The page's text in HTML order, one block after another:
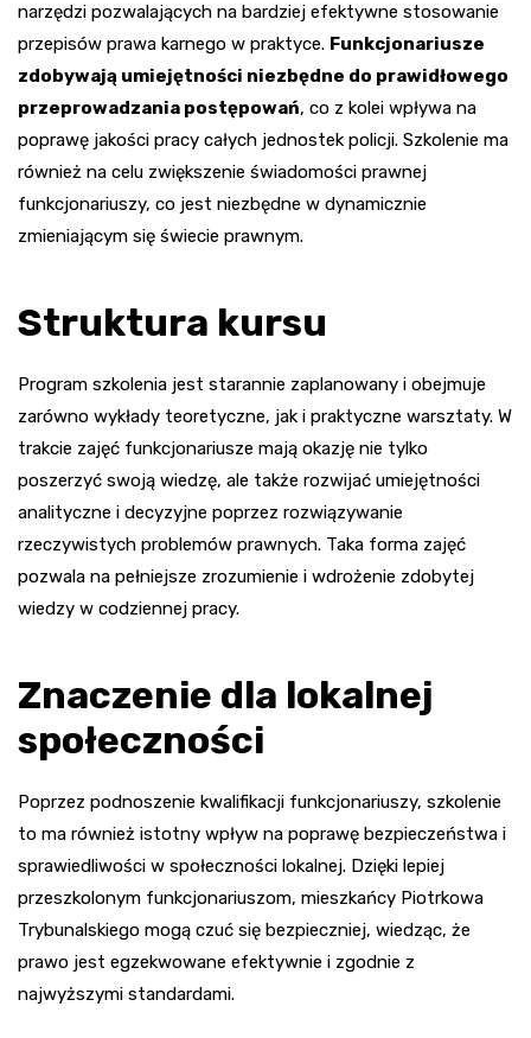
narzędzi pozwalających na bardziej efektywne stosowanie
przepisów prawa karnego w praktyce. Funkcjonariusze
zdobywają umiejętności niezbędne do prawidłowego
przeprowadzania postępowań, co z kolei wpływa na
poprawę jakości pracy całych jednostek policji. Szkolenie ma
również na celu zwiększenie świadomości prawnej
funkcjonariuszy, co jest niezbędne w dynamicznie
zmieniającym się świecie prawnym.
Struktura kursu
Program szkolenia jest starannie zaplanowany i obejmuje
zarówno wykłady teoretyczne, jak i praktyczne warsztaty. W
trakcie zajęć funkcjonariusze mają okazję nie tylko
poszerzyć swoją wiedzę, ale także rozwijać umiejętności
analityczne i decyzyjne poprzez rozwiązywanie
rzeczywistych problemów prawnych. Taka forma zajęć
pozwala na pełniejsze zrozumienie i wdrożenie zdobytej
wiedzy w codziennej pracy.
Znaczenie dla lokalnej
społeczności
Poprzez podnoszenie kwalifikacji funkcjonariuszy, szkolenie
to ma również istotny wpływ na poprawę bezpieczeństwa i
sprawiedliwości w społeczności lokalnej. Dzięki lepiej
przeszkolonym funkcjonariuszom, mieszkańcy Piotrkowa
Trybunalskiego mogą czuć się bezpieczniej, wiedząc, że
prawo jest egzekwowane efektywnie i zgodnie z
najwyższymi standardami.